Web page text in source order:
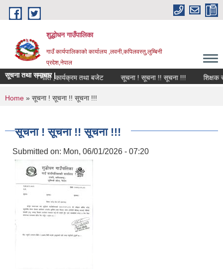
Skip to main content
शुद्धोधन गाउँपालिका
गाउँ कार्यपालिकाको कार्यालय ,लवनी,कपिलवस्तु,लुम्बिनी
प्रदेश,नेपाल
सूचना तथा समाचार |
को वार्षिक नीति ,कार्यक्रम तथा बजेट सूचना ! सूचना !! सूचना !!! शिक्षक
You are here
Home » सूचना ! सूचना !! सूचना !!!
सूचना ! सूचना !! सूचना !!!
Submitted on: Mon, 06/01/2026 - 07:20